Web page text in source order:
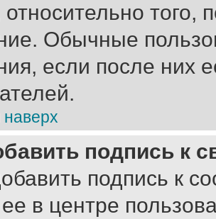
относительно
Обычные
если после них
наверх
подпись к
подпись к
в центре